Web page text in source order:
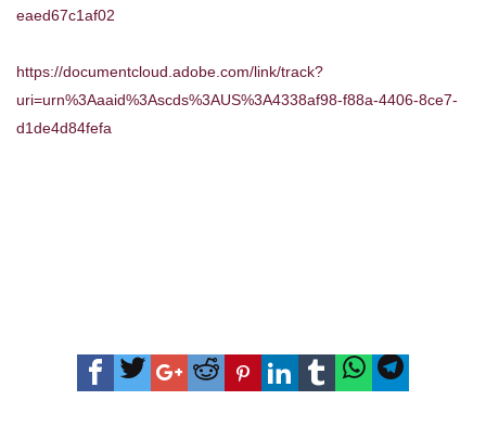
eaed67c1af02
https://documentcloud.adobe.com/link/track?
uri=urn%3Aaaid%3Ascds%3AUS%3A4338af98-f88a-4406-8ce7-
d1de4d84fefa